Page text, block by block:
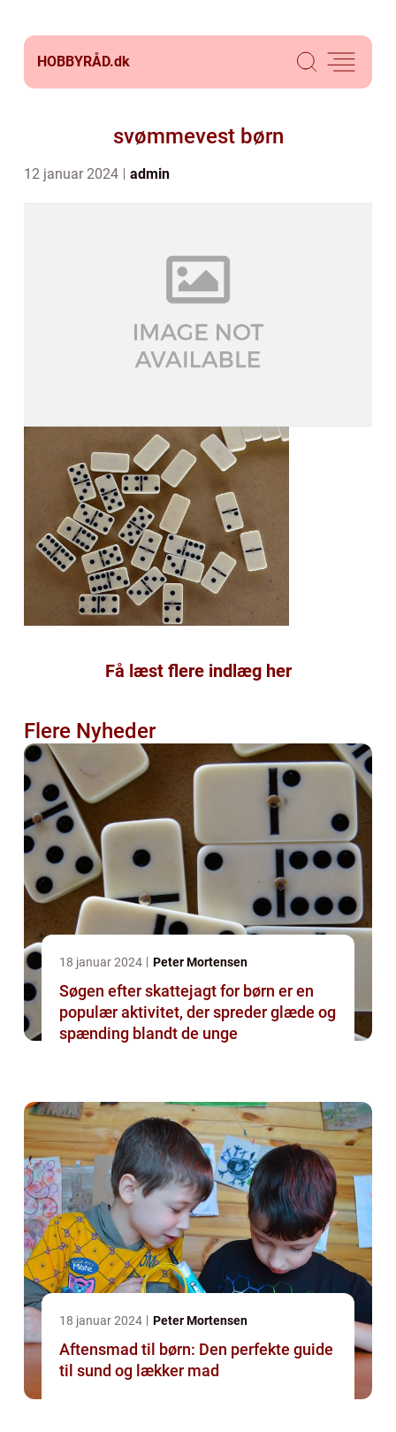
HOBBYRÅD.dk
svømmevest børn
12 januar 2024 admin
Få læst flere indlæg her
Flere Nyheder
18 januar 2024 Peter Mortensen
Søgen efter skattejagt for børn er en
populær aktivitet, der spreder glæde og
spænding blandt de unge
18 januar 2024 Peter Mortensen
Aftensmad til børn: Den perfekte guide
til sund og lækker mad